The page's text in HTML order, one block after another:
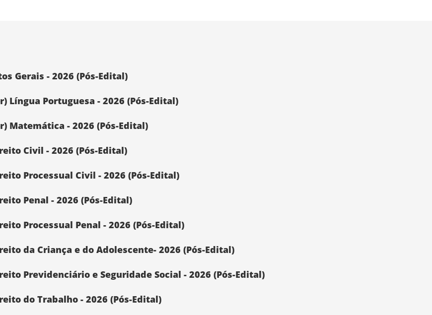
Gerais - 2026 (Pós-Edital)
Língua Portuguesa - 2026 (Pós-Edital)
Matemática - 2026 (Pós-Edital)
Civil - 2026 (Pós-Edital)
Processual Civil - 2026 (Pós-Edital)
Penal - 2026 (Pós-Edital)
Processual Penal - 2026 (Pós-Edital)
da Criança e do Adolescente- 2026 (Pós-Edital)
Previdenciário e Seguridade Social - 2026 (Pós-Edital)
do Trabalho - 2026 (Pós-Edital)